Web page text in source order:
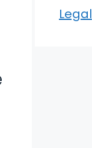
Legal